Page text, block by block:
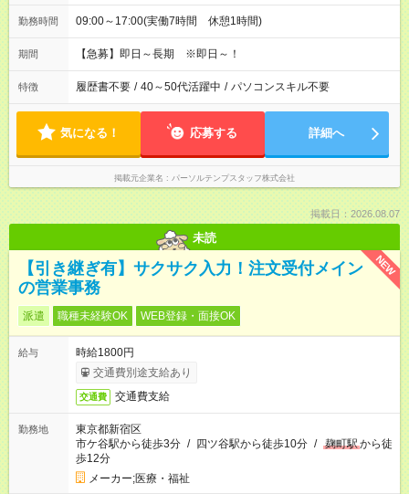
勤務時間 09:00～17:00(実働7時間 休憩1時間)
期間 【急募】即日～長期 ※即日～！
特徴 履歴書不要 / 40～50代活躍中 / パソコンスキル不要
気になる！ 応募する 詳細へ
掲載元企業名 パーソルテンプスタッフ株式会社
掲載日：2026.08.07
未読
NEW
【引き継ぎ有】サクサク入力！注文受付メイン
の営業事務
派遣 職種未経験OK WEB登録・面接OK
給与
時給1800円
交通費別途支給あり
交通費 交通費支給
勤務地
東京都新宿区
市ケ谷駅から徒歩3分 / 四ツ谷駅から徒歩10分 / 麹町駅から徒
歩12分
メーカー;医療・福祉